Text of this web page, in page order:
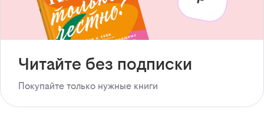
Читайте без подписки
Покупайте только нужные книги